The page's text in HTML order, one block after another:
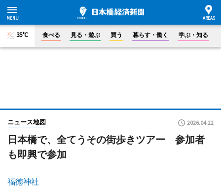
35°C 食べる 見る・遊ぶ 買う 暮らす・働く 学ぶ・知る
ニュース地図 2026.04.22
日本橋で、全てうその街歩きツアー 参加者
も即興で参加
福徳神社